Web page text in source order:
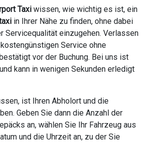
Taxi wissen, wie wichtig es ist, ein
in Ihrer Nähe zu finden, ohne dabei
Servicequalität einzugehen. Verlassen
Service ohne
vor der Buchung. Bei uns ist
kann in wenigen Sekunden erledigt
ist Ihren Abholort und die
Geben Sie dann die Anzahl der
an, wählen Sie Ihr Fahrzeug aus
und die Uhrzeit an, zu der Sie